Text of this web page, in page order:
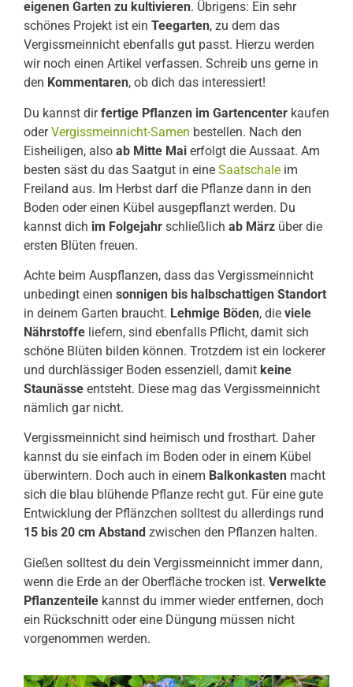
eigenen Garten zu kultivieren. Übrigens: Ein sehr
schönes Projekt ist ein Teegarten, zu dem das
Vergissmeinnicht ebenfalls gut passt. Hierzu werden
wir noch einen Artikel verfassen. Schreib uns gerne in
den Kommentaren, ob dich das interessiert!
Du kannst dirfertige Pflanzen im Gartencenter kaufen
oderVergissmeinnicht-Samen bestellen. Nach den
Eisheiligen, also ab Mitte Mai erfolgt die Aussaat. Am
besten säst du das Saatgut in eine Saatschale im
Freiland aus. Im Herbst darf die Pflanze dann in den
Boden oder einen Kübel ausgepflanzt werden. Du
kannst dich im Folgejahr schließlich ab März über die
ersten Blüten freuen.
Achte beim Auspflanzen, dass das Vergissmeinnicht
unbedingt einen sonnigen bis halbschattigen Standort
in deinem Garten braucht. Lehmige Böden, die viele
Nährstoffe liefern, sind ebenfalls Pflicht, damit sich
schöne Blüten bilden können. Trotzdem ist ein lockerer
und durchlässiger Boden essenziell, damit keine
Staunässe entsteht. Diese mag das Vergissmeinnicht
nämlich gar nicht.
Vergissmeinnicht sind heimisch und frosthart. Daher
kannst du sie einfach im Boden oder in einem Kübel
überwintern. Doch auch in einem Balkonkasten macht
sich die blau blühende Pflanze recht gut. Für eine gute
Entwicklung der Pflänzchen solltest du allerdings rund
15 bis 20 cm Abstand zwischen den Pflanzen halten.
Gießen solltest du dein Vergissmeinnicht immer dann,
wenn die Erde an der Oberfläche trocken ist. Verwelkte
Pflanzenteile kannst du immer wieder entfernen, doch
ein Rückschnitt oder eine Düngung müssen nicht
vorgenommen werden.